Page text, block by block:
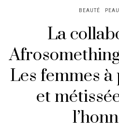
BEAUTÉ
La
Les femmes
et